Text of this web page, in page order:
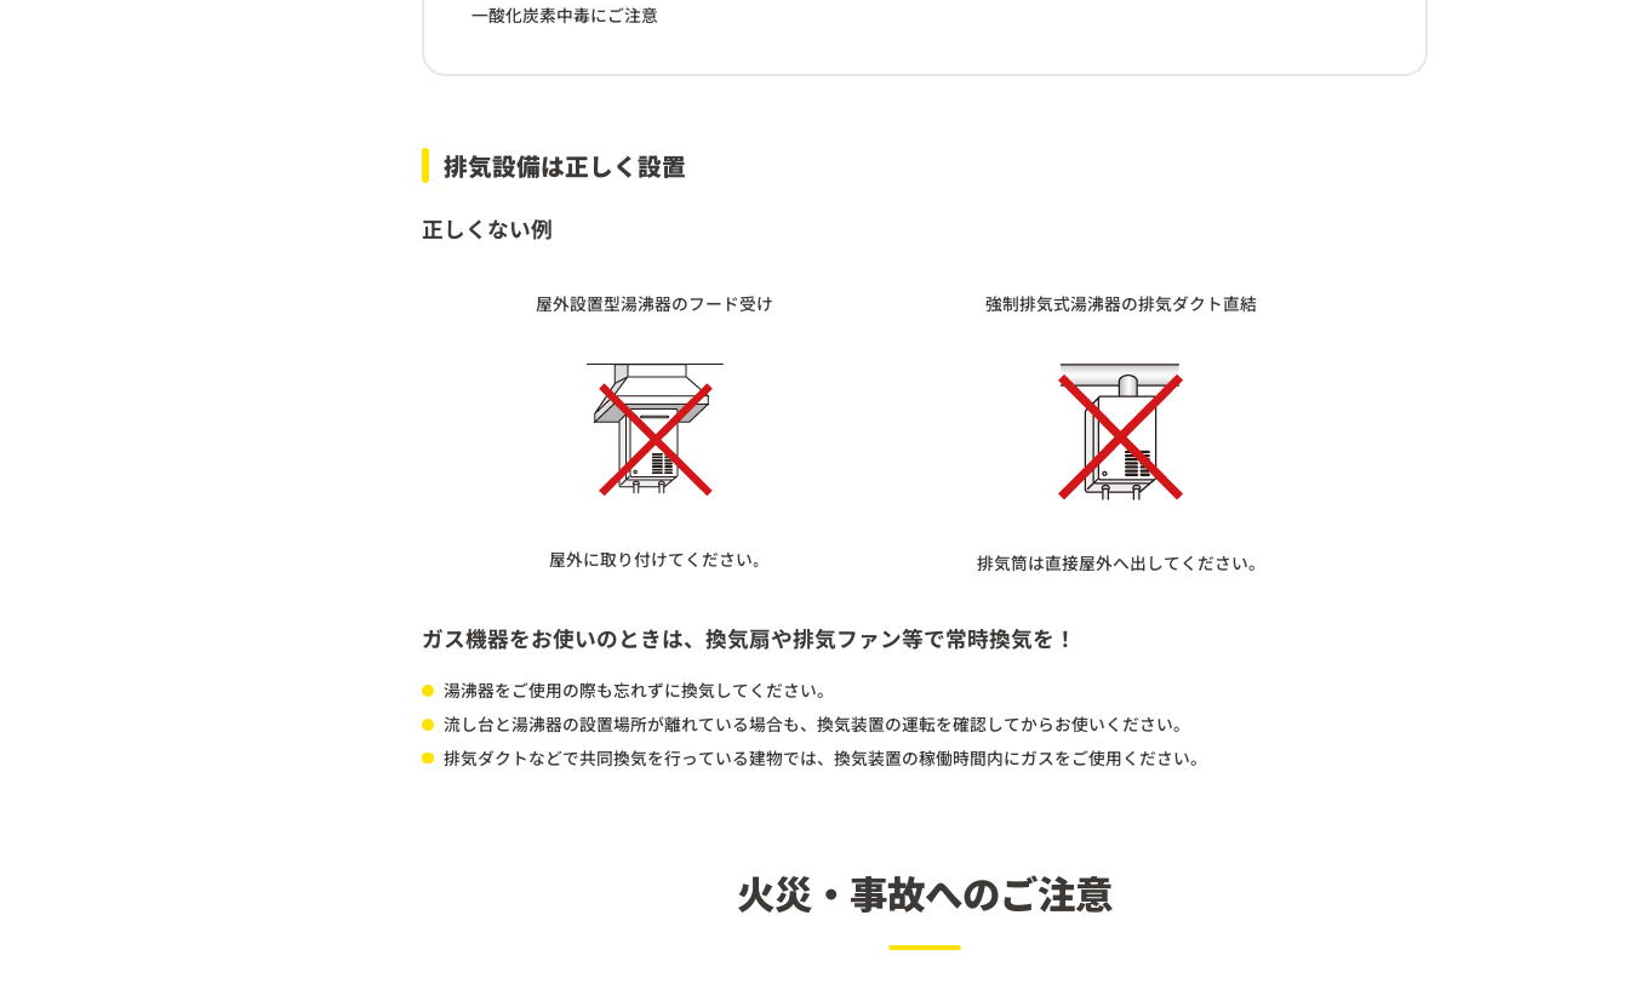
一酸化炭素中毒にご注意
排気設備は正しく設置
正しくない例
屋外設置型湯沸器のフード受け
屋外に取り付けてください｡
強制排気式湯沸器の排気ダクト直結
排気筒は直接屋外へ出してください。
ガス機器をお使いのときは、換気扇や排気ファン等で常時換気を！
湯沸器をご使用の際も忘れずに換気してください。
流し台と湯沸器の設置場所が離れている場合も、換気装置の運転を確認してからお使いください。
排気ダクトなどで共同換気を行っている建物では、換気装置の稼働時間内にガスをご使用ください。
火災・事故へのご注意